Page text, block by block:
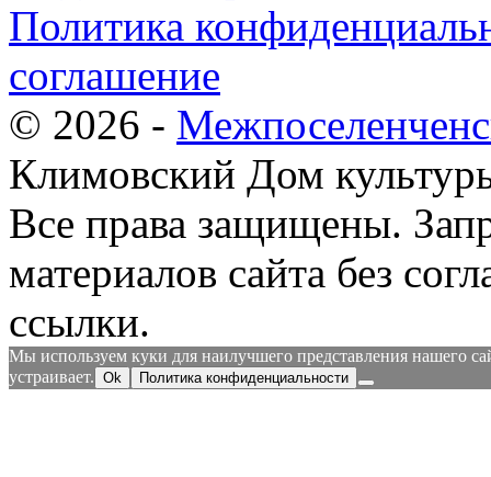
Политика
соглашение
© 2026 -
Климовский Дом
Все права защищены.
материалов сайта без
ссылки.
Мы используем куки для наилучшего представления нашего
устраивает. Ok Политика конфиденциальности